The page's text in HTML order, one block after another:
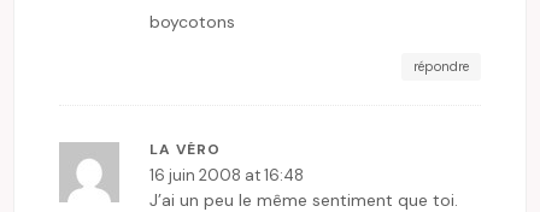
boycotons
répondre
LA VÉRO
16 juin 2008 at 16:48
J’ai un peu le même sentiment que toi.